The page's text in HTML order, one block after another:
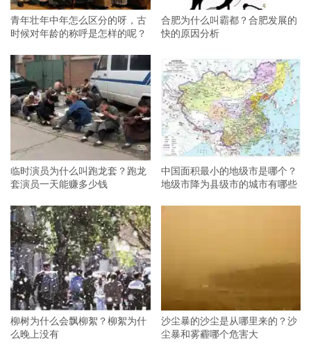
青年壮年中年怎么区分的呀，古
时候对年龄的称呼是怎样的呢？
合肥为什么叫霸都？合肥发展的
快的原因分析
临时演员为什么叫跑龙套？跑龙
套演员一天能赚多少钱
中国面积最小的地级市是哪个？
地级市降为县级市的城市有哪些
柳树为什么会飘柳絮？柳絮为什
么晚上没有
沙尘暴的沙尘是从哪里来的？沙
尘暴和雾霾哪个危害大